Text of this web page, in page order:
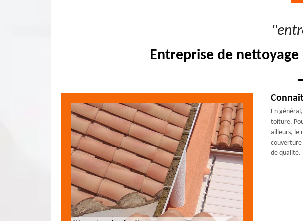
Entreprise de
En
toiture.
ailleurs, le
couverture
de qualité.